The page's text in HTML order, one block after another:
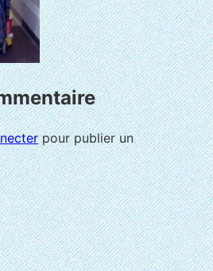
pour publier un